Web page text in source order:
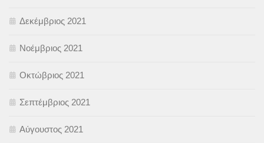
Δεκέμβριος 2021
Νοέμβριος 2021
Οκτώβριος 2021
Σεπτέμβριος 2021
Αύγουστος 2021